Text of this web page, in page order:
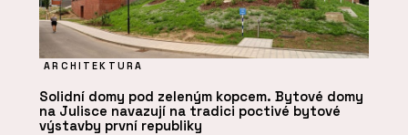
ARCHITEKTURA
Solidní domy pod zeleným kopcem. Bytové domy
na Julisce navazují na tradici poctivé bytové
výstavby první republiky